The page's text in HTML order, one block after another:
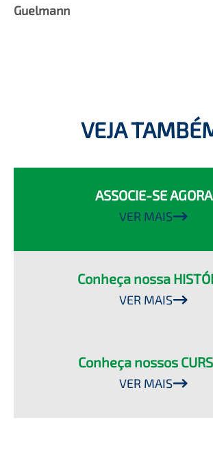
Guelmann
VEJA
ASSOCIE-SE AGORA
VER MAIS
Conheça nossa
VER MAIS
Conheça nossos
VER MAIS